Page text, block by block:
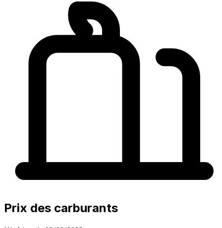
Prix des carburants